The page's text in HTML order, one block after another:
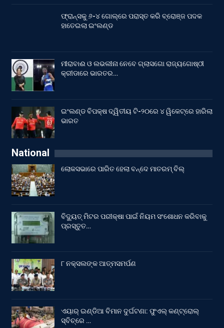
ଫ୍ରାନ୍ସକୁ ୬-୪ ଗୋଲ୍‌ରେ ପରାସ୍ତ କରି ବ୍ରୋଞ୍ଜ ପଦକ
ହାତେଇଲା ଇଂଲଣ୍ଡ
ମୀରାବାଈ ଓ ଲଭଲୀନା ନେବେ ଗ୍ଲାସଗୋ ରାଜ୍ୟଗୋଷ୍ଠୀ
କ୍ରୀଡାରେ ଭାରତର…
ଇଂଲଣ୍ଡ ବିପକ୍ଷ ଦ୍ୱିତୀୟ ଟି-୨୦ରେ ୪ ୱିକେଟ୍‌ରେ ହାରିଲା
ଭାରତ
National
ଲୋକସଭାରେ ପାରିତ ହେଲା ବନ୍ଦେ ମାତରମ୍‌ ବିଲ୍‌
ବିଦ୍ୟୁତ୍ ମିଟର ପରୀକ୍ଷା ପାଇଁ ନିୟମ ସଂଶୋଧନ କରିବାକୁ
ପ୍ରସ୍ତୁତ…
୮ ନକ୍ସଲଙ୍କ ଆତ୍ମସମର୍ପଣ
ଏୟାର୍ ଇଣ୍ଡିଆ ବିମାନ ଦୁର୍ଘଟଣା: ଫୁଏଲ୍‌ କଣ୍ଟ୍ରୋଲ୍‌
ସ୍ବିଚ୍‌ରେ …